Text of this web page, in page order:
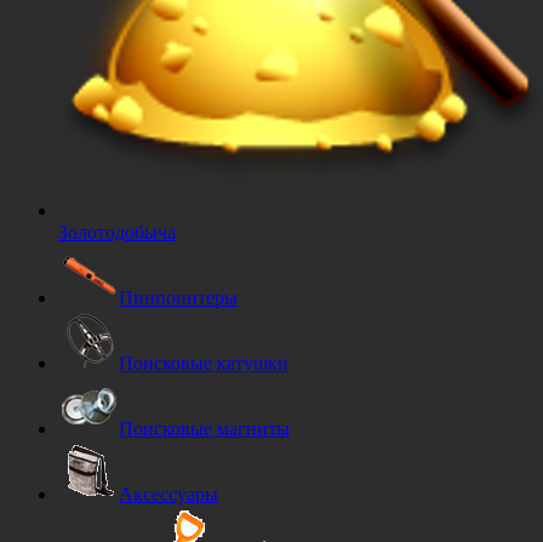
Золотодобыча
Пинпоинтеры
Поисковые катушки
Поисковые магниты
Аксессуары